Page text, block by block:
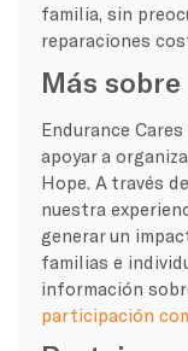
familia, sin
reparaciones
Más
Endurance
apoyar a
Hope. A través
nuestra
generar un
familias e
información
participación